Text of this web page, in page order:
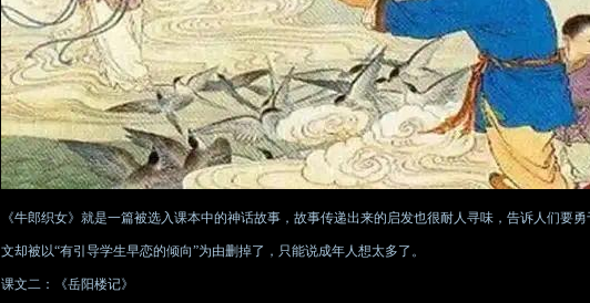
《牛郎织女》就是一篇被选入课本中的神话故事，故事传递出来的启发也很耐人寻味，告诉人们要
文却被以“有引导学生早恋的倾向”为由删掉了，只能说成年人想太多了。
课文二：《岳阳楼记》